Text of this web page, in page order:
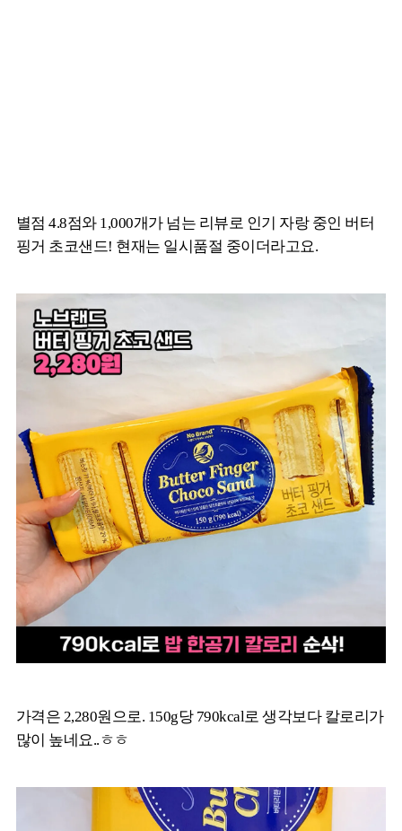
별점 4.8점와 1,000개가 넘는 리뷰로 인기 자랑 중인 버터
핑거 초코샌드! 현재는 일시품절 중이더라고요.
가격은 2,280원으로. 150g당 790kcal로 생각보다 칼로리가
많이 높네요..ㅎㅎ